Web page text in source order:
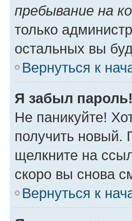
пребывание на
только
остальных вы
Вернуться к
Я забыл пароль!
Не паникуйте!
получить новый.
щелкните на
скоро вы снова
Вернуться к